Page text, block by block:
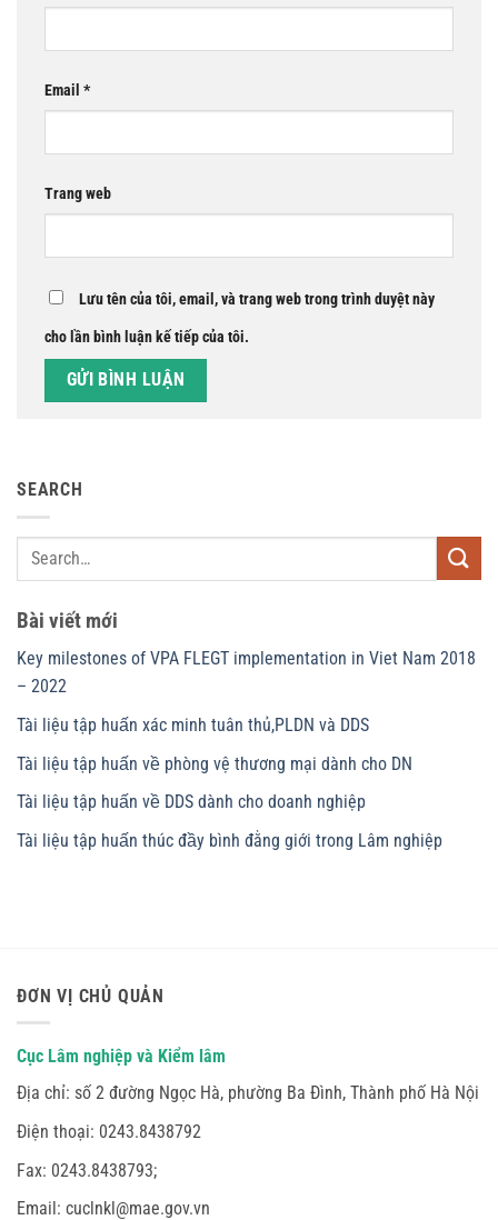
Email *
Trang web
Lưu tên của tôi, email, và trang web trong trình duyệt này
cho lần bình luận kế tiếp của tôi.
SEARCH
Bài viết mới
Key milestones of VPA FLEGT implementation in Viet Nam 2018
– 2022
Tài liệu tập huấn xác minh tuân thủ,PLDN và DDS
Tài liệu tập huấn về phòng vệ thương mại dành cho DN
Tài liệu tập huấn về DDS dành cho doanh nghiệp
Tài liệu tập huấn thúc đầy bình đằng giới trong Lâm nghiệp
ĐƠN VỊ CHỦ QUẢN
Cục Lâm nghiệp và Kiểm lâm
Địa chỉ: số 2 đường Ngọc Hà, phường Ba Đình, Thành phố Hà Nội
Điện thoại: 0243.8438792
Fax: 0243.8438793;
Email: cuclnkl@mae.gov.vn